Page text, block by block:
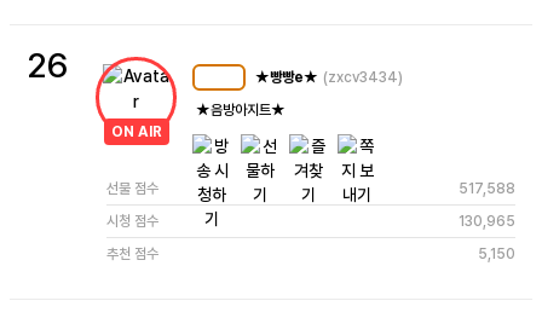
26
ON AIR
★빵빵e★ (zxcv3434)
★음방아지트★
선물 점수
517,588
시청 점수
130,965
추천 점수
5,150